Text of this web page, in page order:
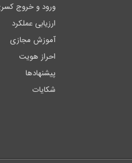
ورود و خروج
ارزیابی عملکرد
آموزش مجازی
احراز هویت
پیشنهادها
شکایات